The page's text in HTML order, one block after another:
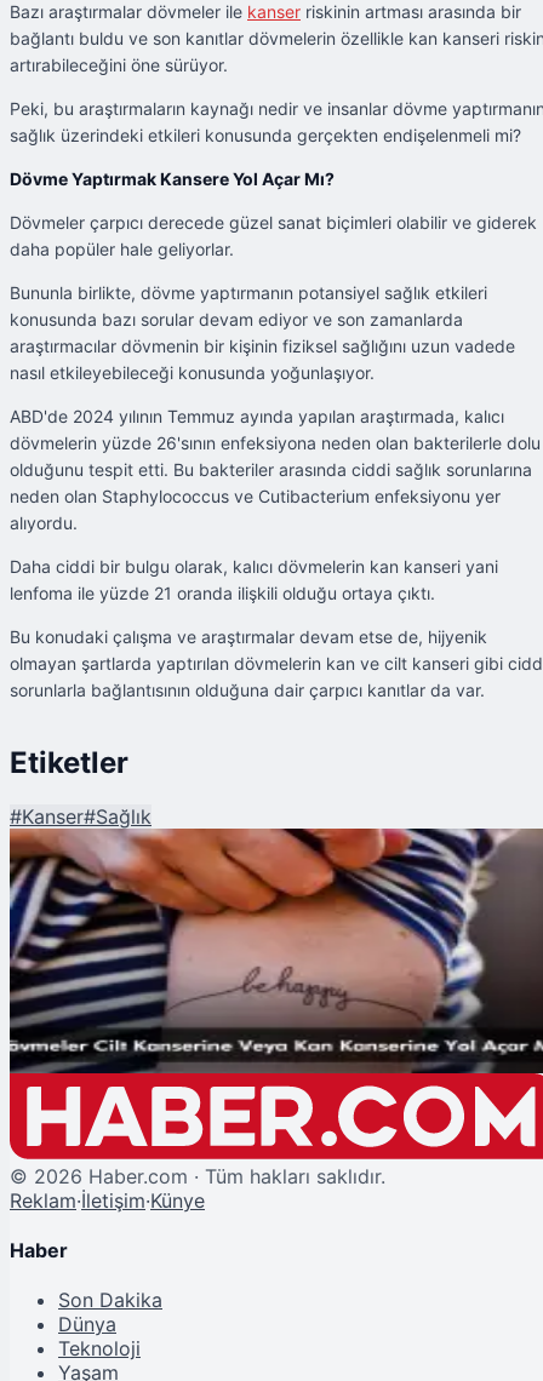
Bazı araştırmalar dövmeler ile kanser riskinin artması arasında bir
bağlantı buldu ve son kanıtlar dövmelerin özellikle kan kanseri
artırabileceğini öne sürüyor.
Peki, bu araştırmaların kaynağı nedir ve insanlar dövme
sağlık üzerindeki etkileri konusunda gerçekten endişelenmeli mi?
Dövme Yaptırmak Kansere Yol Açar Mı?
Dövmeler çarpıcı derecede güzel sanat biçimleri olabilir ve giderek
daha popüler hale geliyorlar.
Bununla birlikte, dövme yaptırmanın potansiyel sağlık etkileri
konusunda bazı sorular devam ediyor ve son zamanlarda
araştırmacılar dövmenin bir kişinin fiziksel sağlığını uzun vadede
nasıl etkileyebileceği konusunda yoğunlaşıyor.
ABD'de 2024 yılının Temmuz ayında yapılan araştırmada, kalıcı
dövmelerin yüzde 26'sının enfeksiyona neden olan bakterilerle dolu
olduğunu tespit etti. Bu bakteriler arasında ciddi sağlık sorunlarına
neden olan Staphylococcus ve Cutibacterium enfeksiyonu yer
alıyordu.
Daha ciddi bir bulgu olarak, kalıcı dövmelerin kan kanseri yani
lenfoma ile yüzde 21 oranda ilişkili olduğu ortaya çıktı.
Bu konudaki çalışma ve araştırmalar devam etse de, hijyenik
olmayan şartlarda yaptırılan dövmelerin kan ve cilt kanseri gibi
sorunlarla bağlantısının olduğuna dair çarpıcı kanıtlar da var.
Etiketler
#Kanser#Sağlık
Şu An Okunan
Dövmeler Cilt Kanserine Veya Kan Kanserine Yol Açar Mı?
© 2026 Haber.com · Tüm hakları saklıdır.
Reklam·İletişim·Künye
Haber
Son Dakika
Dünya
Teknoloji
Yaşam